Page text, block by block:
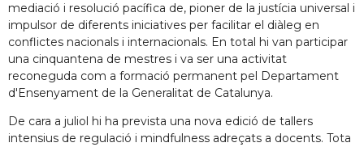
mediació i resolució pacífica de, pioner de la justícia universal i
impulsor de diferents iniciatives per facilitar el diàleg en
conflictes nacionals i internacionals. En total hi van participar
una cinquantena de mestres i va ser una activitat
reconeguda com a formació permanent pel Departament
d'Ensenyament de la Generalitat de Catalunya.
De cara a juliol hi ha prevista una nova edició de tallers
intensius de regulació i mindfulness adreçats a docents. Tota